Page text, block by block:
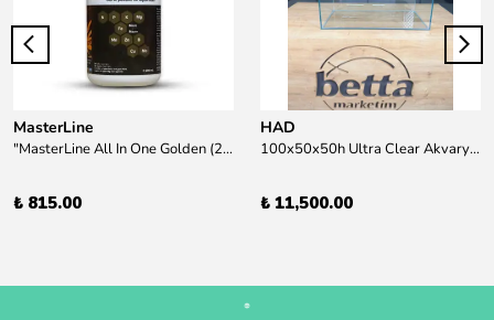
MasterLine
"MasterLine All In One Golden (200 ml) Daha yüksek zorluk derecesine sahip bitkiler için Özel formül Tam Besin "
₺ 815.00
HAD
100x50x50h Ultra Clear Akvaryum 10mm 90derece Birleşim /Sadece Otobüs Kargosu ile Gönderim Yapılır !
₺ 11,500.00